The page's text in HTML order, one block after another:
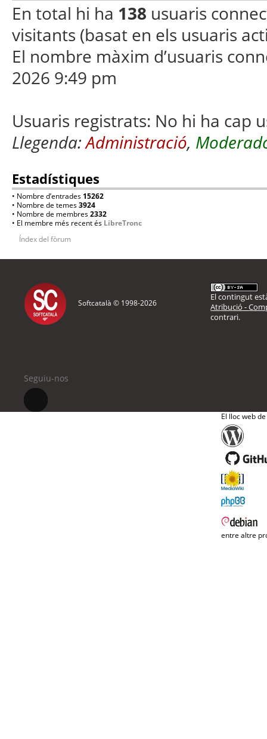
En total hi ha 138 usuaris
visitants (basat en els usuaris
El nombre màxim d’usuaris
2026 9:49 pm
Usuaris registrats: No hi ha cap
Llegenda:Administració,
Estadístiques
• Nombre d’entrades 15262
• Nombre de temes3924
• Nombre de membres2332
• El membre més recent és LibreTronc
Índex del fòrum
Softcatalà © 1998-2026
El contingut
Atribució -
contrari.
Seguiu-nos
El lloc web
entre altre